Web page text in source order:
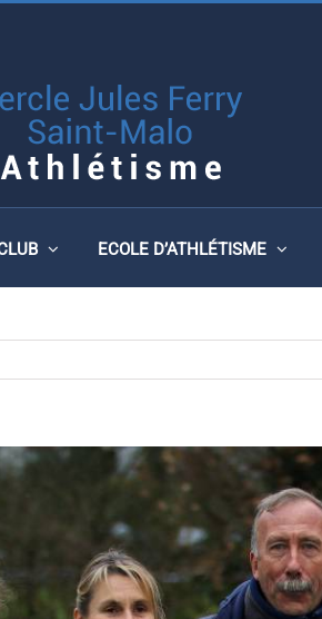
ECOLE D’ATHLÉTISME
LA LIGUE DE
2017